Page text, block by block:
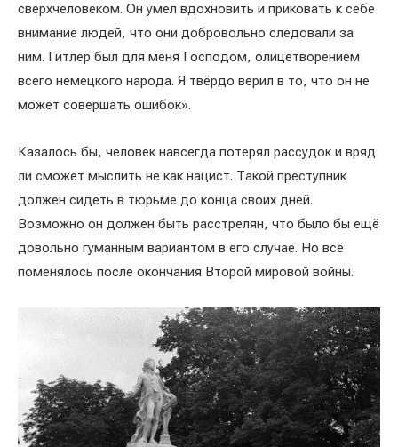
сверхчеловеком. Он умел вдохновить и приковать к себе
внимание людей, что они добровольно следовали за
ним. Гитлер был для меня Господом, олицетворением
всего немецкого народа. Я твёрдо верил в то, что он не
может совершать ошибок».
Казалось бы, человек навсегда потерял рассудок и вряд
ли сможет мыслить не как нацист. Такой преступник
должен сидеть в тюрьме до конца своих дней.
Возможно он должен быть расстрелян, что было бы ещё
довольно гуманным вариантом в его случае. Но всё
поменялось после окончания Второй мировой войны.